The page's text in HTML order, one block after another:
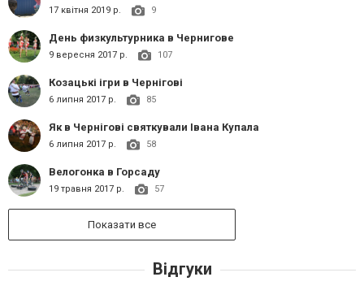
17 квітня 2019 р. 9
День физкультурника в Чернигове
9 вересня 2017 р. 107
Козацькі ігри в Чернігові
6 липня 2017 р. 85
Як в Чернігові святкували Івана Купала
6 липня 2017 р. 58
Велогонка в Горсаду
19 травня 2017 р. 57
Показати все
Відгуки